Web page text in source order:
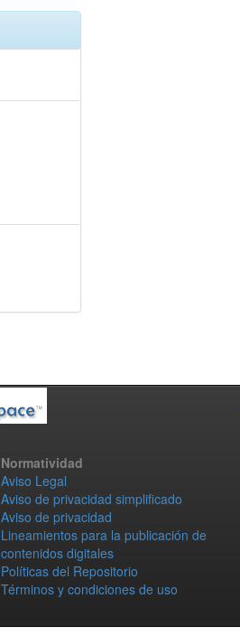
Normatividad
Aviso Legal
Aviso de privacidad simplificado
Aviso de privacidad
Lineamientos para la publicación de
contenidos digitales
Políticas del Repositorio
Términos y condiciones de uso